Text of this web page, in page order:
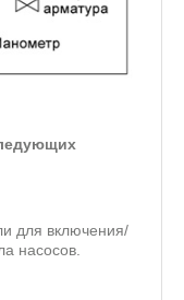
для включения/
насосов.